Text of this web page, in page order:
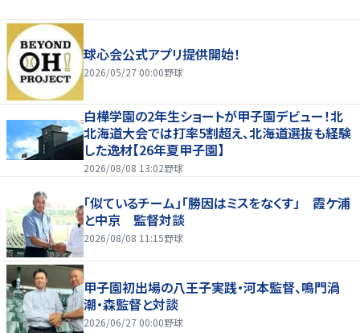
球心会公式アプリ提供開始！
2026/05/27 00:00野球
白樺学園の2年生ショートが甲子園デビュー！北
北海道大会では打率5割超え、北海道選抜も経験
した逸材【26年夏甲子園】
2026/08/08 13:02野球
「似ているチーム」「勝因はミスをなくす」 霞ケ浦
と中京 監督対談
2026/08/08 11:15野球
甲子園初出場の八王子実践・河本監督、鳴門渦
潮・森監督と対談
2026/06/27 00:00野球